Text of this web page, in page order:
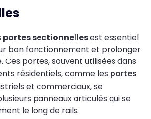
portes sectionnellesest essentiel
bon fonctionnement et prolonger
Ces portes, souvent utilisées dans
résidentiels, comme les portes
et commerciaux, se
panneaux articulés qui se
le long de rails.